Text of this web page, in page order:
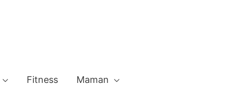
Fitness Maman